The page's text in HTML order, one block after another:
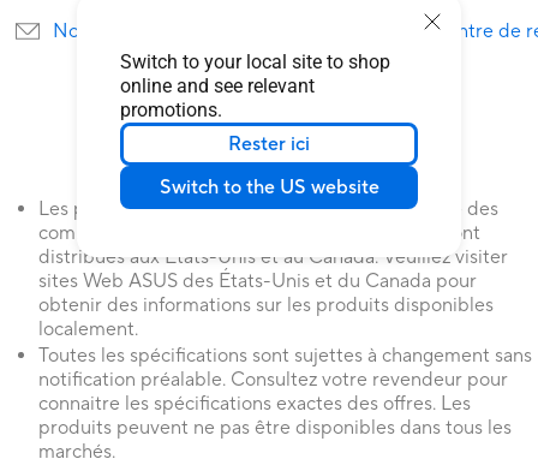
Switch to your local site to shop
online and see relevant
promotions.
Rester ici
Switch to the US website
Nous envoyer un courrier Trouver un centre de
Les produits certifiés par la Commission fédérale des
communications et de l'Industrie du Canada seront
distribués aux États-Unis et au Canada. Veuillez visiter
sites Web ASUS des États-Unis et du Canada pour
obtenir des informations sur les produits disponibles
localement.
Toutes les spécifications sont sujettes à changement sans
notification préalable. Consultez votre revendeur pour
connaitre les spécifications exactes des offres. Les
produits peuvent ne pas être disponibles dans tous les
marchés.